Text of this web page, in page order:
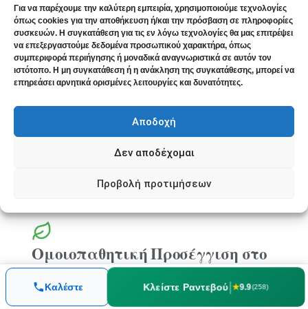
Για να παρέχουμε την καλύτερη εμπειρία, χρησιμοποιούμε τεχνολογίες
όπως cookies για την αποθήκευση ή/και την πρόσβαση σε πληροφορίες
συσκευών. Η συγκατάθεση για τις εν λόγω τεχνολογίες θα μας επιτρέψει
να επεξεργαστούμε δεδομένα προσωπικού χαρακτήρα, όπως
συμπεριφορά περιήγησης ή μοναδικά αναγνωριστικά σε αυτόν τον
ιστότοπο. Η μη συγκατάθεση ή η ανάκληση της συγκατάθεσης, μπορεί να
επηρεάσει αρνητικά ορισμένες λειτουργίες και δυνατότητες.
Αποδοχή
Δεν αποδέχομαι
Προβολή προτιμήσεων
τα φυσικά σκευάσματαδεν
αντικαθιστούντη συμβατική θεραπεία,
ειδικά την εκρίζωση του H. pylori.
Αποτελούνσυμπληρωματική
προσέγγιση. Η ομοιοπαθητική διαφέρει
ουσιαστικά από τη φυτοθεραπεία:
ιδιοσυγκρασιακό προφίλ
του ασθενούς, όχι απλώς στο
Ομοιοπαθητική Προσέγγιση στο
Πεπτικό Έλκος
Καλέστε Κλείστε Ραντεβού| ★9.9(258)